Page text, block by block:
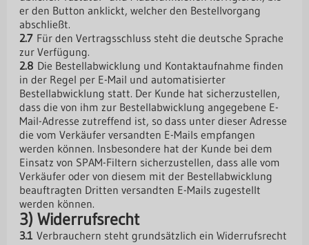
er den Button anklickt, welcher den Bestellvorgang
abschließt.
2.7Für den Vertragsschluss steht die deutsche Sprache
zur Verfügung.
2.8 Die Bestellabwicklung und Kontaktaufnahme finden
in der Regel per E-Mail und automatisierter
Bestellabwicklung statt. Der Kunde hat sicherzustellen,
dass die von ihm zur Bestellabwicklung angegebene E-
Mail-Adresse zutreffend ist, so dass unter dieser Adresse
die vom Verkäufer versandten E-Mails empfangen
werden können. Insbesondere hat der Kunde bei dem
Einsatz von SPAM-Filtern sicherzustellen, dass alle vom
Verkäufer oder von diesem mit der Bestellabwicklung
beauftragten Dritten versandten E-Mails zugestellt
werden können.
3) Widerrufsrecht
3.1 Verbrauchern steht grundsätzlich ein Widerrufsrecht